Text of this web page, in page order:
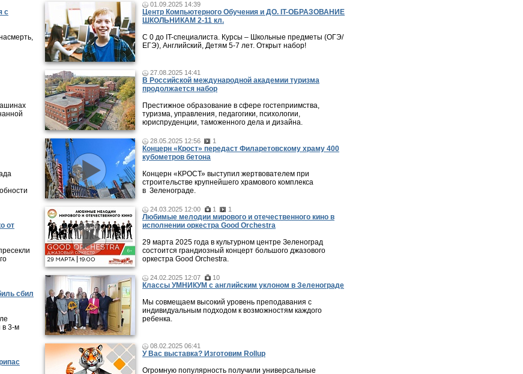
с
от
сбил
в 3-м
01.09.2025 14:39
Центр Компьютерного Обучения и ДО. IT-ОБРАЗОВАНИЕ
ШКОЛЬНИКАМ 2-11 кл.
С 0 до IT-специалиста. Курсы – Школьные предметы (ОГЭ/
ЕГЭ), Английский, Детям 5-7 лет. Открыт набор!
27.08.2025 14:41
В Российской международной академии туризма
продолжается набор
Престижное образование в сфере гостеприимства,
туризма, управления, педагогики, психологии,
юриспруденции, таможенного дела и дизайна.
28.05.2025 12:56 1
Концерн «Крост» передаст Филаретовскому храму 400
кубометров бетона
Концерн «КРОСТ» выступил жертвователем при
строительстве крупнейшего храмового комплекса
в Зеленограде.
24.03.2025 12:00 1 1
Любимые мелодии мирового и отечественного кино в
исполнении оркестра Good Orchestra
29 марта 2025 года в культурном центре Зеленоград
состоится грандиозный концерт большого джазового
оркестра Good Orchestra.
24.02.2025 12:07 10
Классы УМНИКУМ с английским уклоном в Зеленограде
Мы совмещаем высокий уровень преподавания с
индивидуальным подходом к возможностям каждого
ребенка.
08.02.2025 06:41
У Вас выставка? Изготовим Rollup
Огромную популярность получили универсальные